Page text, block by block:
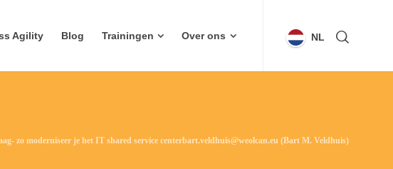
Agility Blog Trainingen Over ons NL
zo moderniseer je het IT shared service centerbart.veldhuis@weolcan.eu (Bart M. Veldhuis)